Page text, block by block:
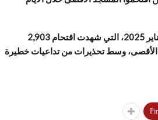
وأوضح المركز أن هذه الأرقام تمثل زيادة تقارب 176% مقارنة بالفترة نفسها من يناير 2025، التي شهدت اقتحام 2,903
وسط تحذيرات من تداعيات خطيرة